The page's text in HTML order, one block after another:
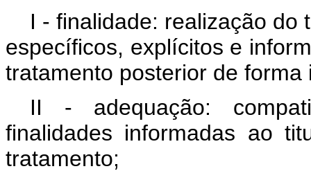
I - finalidade: realização do
específicos, explícitos e
tratamento posterior de
II - adequação:
finalidades informadas ao
tratamento;